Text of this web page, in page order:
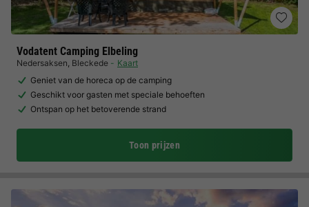
Vodatent Camping Elbeling
Nedersaksen, Bleckede
Kaart
Geniet van de horeca op de camping
Geschikt voor gasten met speciale behoeften
Ontspan op het betoverende strand
Toon prijzen